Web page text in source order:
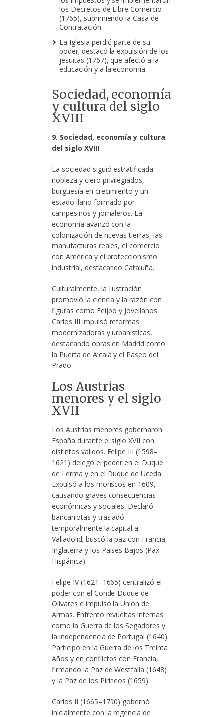
los Decretos de Libre Comercio
(1765), suprimiendo la Casa de
Contratación.
La Iglesia perdió parte de su
poder; destacó la expulsión de los
jesuitas (1767), que afectó a la
educación y a la economía.
Sociedad, economía
y cultura del siglo
XVIII
9. Sociedad, economía y cultura
del siglo XVIII
La sociedad siguió estratificada:
nobleza y clero privilegiados,
burguesía en crecimiento y un
estado llano formado por
campesinos y jornaleros. La
economía avanzó con la
colonización de nuevas tierras, las
manufacturas reales, el comercio
con América y el proteccionismo
industrial, destacando Cataluña.
Culturalmente, la Ilustración
promovió la ciencia y la razón con
figuras como Feijoo y Jovellanos.
Carlos III impulsó reformas
modernizadoras y urbanísticas,
destacando obras en Madrid como
la Puerta de Alcalá y el Paseo del
Prado.
Los Austrias
menores y el siglo
XVII
Los Austrias menores gobernaron
España durante el siglo XVII con
distintos validos. Felipe III (1598–
1621) delegó el poder en el Duque
de Lerma y en el Duque de Uceda.
Expulsó a los moriscos en 1609,
causando graves consecuencias
económicas y sociales. Declaró
bancarrotas y trasladó
temporalmente la capital a
Valladolid; buscó la paz con Francia,
Inglaterra y los Países Bajos (Pax
Hispánica).
Felipe IV (1621–1665) centralizó el
poder con el Conde-Duque de
Olivares e impulsó la Unión de
Armas. Enfrentó revueltas internas
como la Guerra de los Segadores y
la independencia de Portugal (1640).
Participó en la Guerra de los Treinta
Años y en conflictos con Francia,
firmando la Paz de Westfalia (1648)
y la Paz de los Pirineos (1659).
Carlos II (1665–1700) gobernó
inicialmente con la regencia de